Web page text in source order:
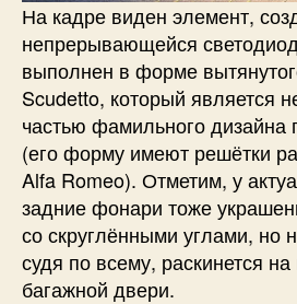
На кадре виден элемент,
непрерывающейся
выполнен в форме
Scudetto, который является
частью фамильного дизайна
(его форму имеют решётки
Alfa Romeo). Отметим, у
задние фонари тоже
со скруглёнными углами, но
судя по всему, раскинется
багажной двери.